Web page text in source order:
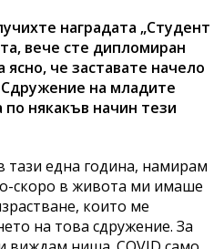
наградата „Студент
вече сте дипломиран
ясно, че заставате начело
на младите
някакъв начин тези
тази една година, намирам
скоро в живота ми имаше
които ме
на това сдружение. За